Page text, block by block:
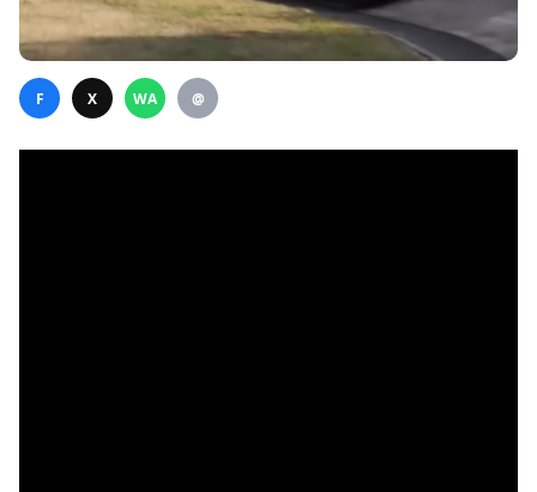
F X WA @